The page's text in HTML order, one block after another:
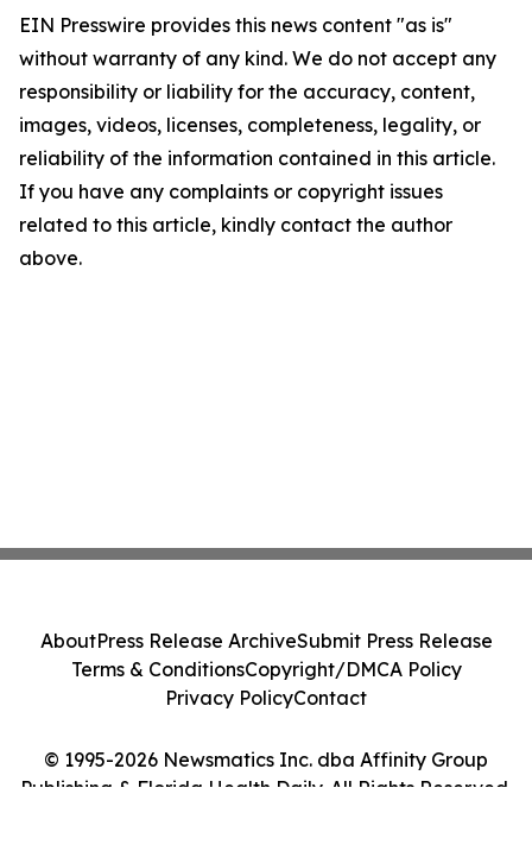
EIN Presswire provides this news content "as is"
without warranty of any kind. We do not accept any
responsibility or liability for the accuracy, content,
images, videos, licenses, completeness, legality, or
reliability of the information contained in this article.
If you have any complaints or copyright issues
related to this article, kindly contact the author
above.
© 1995-2026 Newsmatics Inc. dba Affinity Group
Publishing & Florida Health Daily. All Rights Reserved.
AboutPress Release ArchiveSubmit Press Release
Terms & ConditionsCopyright/DMCA Policy
Privacy PolicyContact